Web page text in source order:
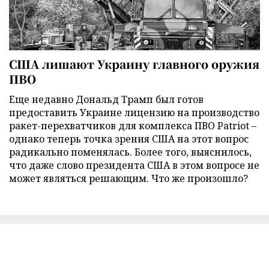
США лишают Украину главного оружия
ПВО
Еще недавно Дональд Трамп был готов
предоставить Украине лицензию на производство
ракет-перехватчиков для комплекса ПВО Patriot –
однако теперь точка зрения США на этот вопрос
радикально поменялась. Более того, выяснилось,
что даже слово президента США в этом вопросе не
может являться решающим. Что же произошло?